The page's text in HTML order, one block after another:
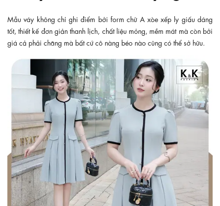
Mẫu váy không chỉ ghi điểm bởi form chữ A xòe xếp ly giấu dáng
tốt, thiết kế đơn giản thanh lịch, chất liệu mỏng, mềm mát mà còn bởi
giá cả phải chăng mà bất cứ cô nàng béo nào cũng có thể sở hữu.